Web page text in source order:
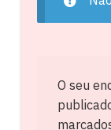
O seu